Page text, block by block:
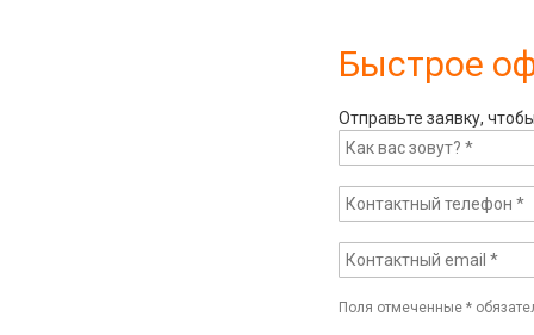
Быстрое
Отправьте заявку,
Поля отмеченные*